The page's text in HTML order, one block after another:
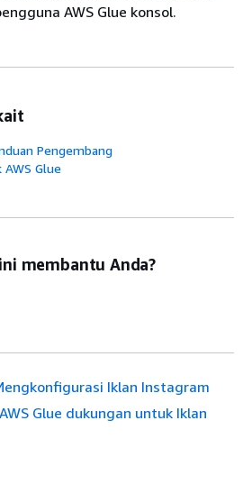
AWS Glue konsol.
Pengembang
Glue
membantu Anda?
Iklan Instagram
AWS Glue dukungan untuk Iklan